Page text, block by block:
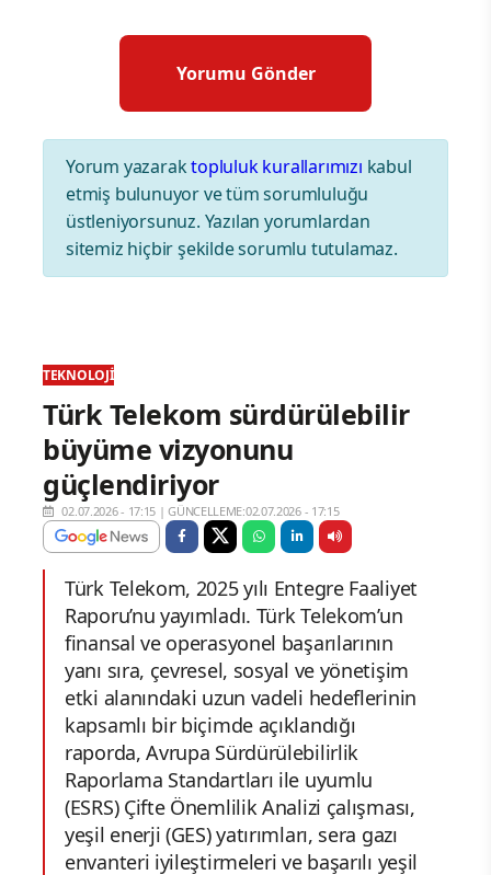
Yorum yazaraktopluluk kurallarımızı kabul
etmiş bulunuyor ve tüm sorumluluğu
üstleniyorsunuz. Yazılan yorumlardan
sitemiz hiçbir şekilde sorumlu tutulamaz.
TEKNOLOJI
Türk Telekom sürdürülebilir
büyüme vizyonunu
güçlendiriyor
02.07.2026 - 17:15 |GÜNCELLEME:02.07.2026 - 17:15
Türk Telekom, 2025 yılı Entegre Faaliyet
Raporu’nu yayımladı. Türk Telekom’un
finansal ve operasyonel başarılarının
yanı sıra, çevresel, sosyal ve yönetişim
etki alanındaki uzun vadeli hedeflerinin
kapsamlı bir biçimde açıklandığı
raporda, Avrupa Sürdürülebilirlik
Raporlama Standartları ile uyumlu
(ESRS) Çifte Önemlilik Analizi çalışması,
yeşil enerji (GES) yatırımları, sera gazı
envanteri iyileştirmeleri ve başarılı yeşil